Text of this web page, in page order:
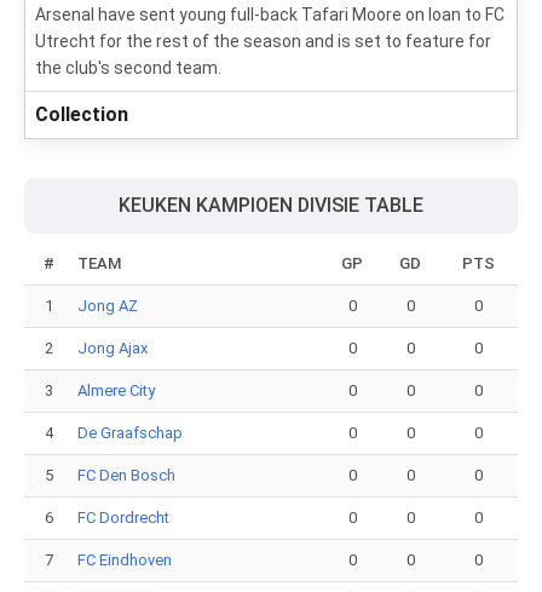
Arsenal have sent young full-back Tafari Moore on loan to FC
Utrecht for the rest of the season and is set to feature for
the club's second team.
Collection
KEUKEN KAMPIOEN DIVISIE TABLE
# TEAM GP GD PTS
1 Jong AZ 0 0 0
2 Jong Ajax 0 0 0
3 Almere City 0 0 0
4 De Graafschap 0 0 0
5 FC Den Bosch 0 0 0
6 FC Dordrecht 0 0 0
7 FC Eindhoven 0 0 0